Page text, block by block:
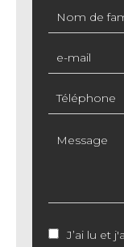
J’ai lu et